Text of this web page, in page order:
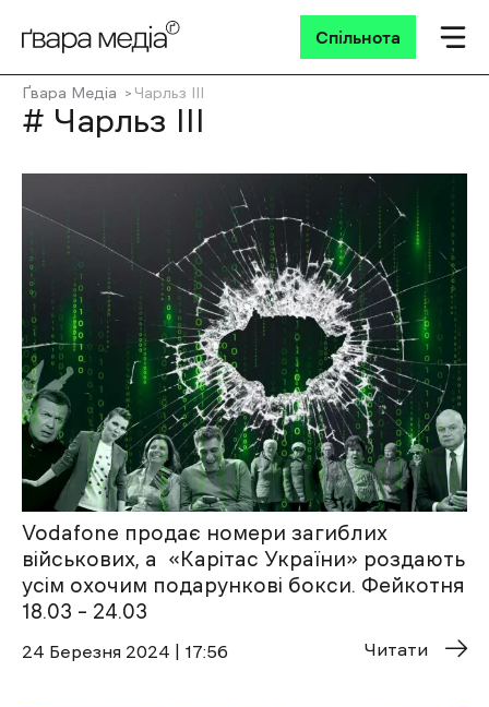
Спільнота
Ґвара Медіа Чарльз III
# Чарльз III
Vodafone продає номери загиблих
військових, а «Карітас України» роздають
усім охочим подарункові бокси. Фейкотня
18.03 – 24.03
24 Березня 2024 | 17:56 Читати